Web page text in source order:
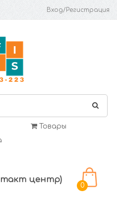
Вход/Регистрация
Товары
центр)
0